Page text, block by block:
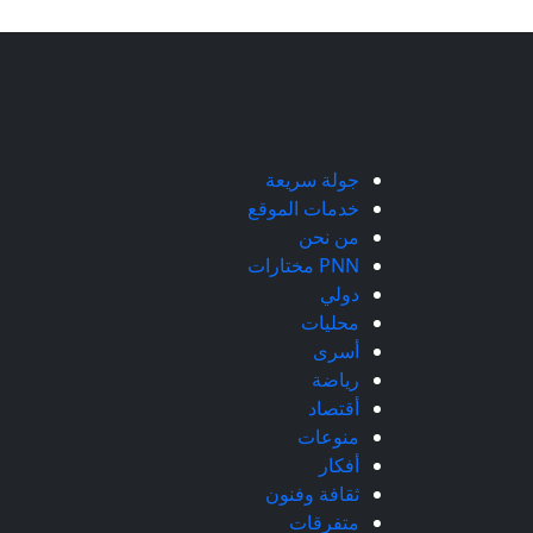
جولة سريعة
خدمات الموقع
من نحن
PNN مختارات
دولي
محليات
أسرى
رياضة
أقتصاد
منوعات
أفكار
ثقافة وفنون
متفرقات